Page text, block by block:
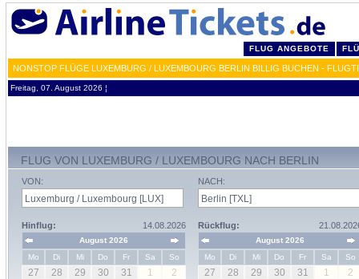
FLUG ANGEBOTE
NONSTOP FLÜGE LUXEMBURG / LUXEMBOURG BERLIN BILLIG BUCHEN -
Freitag, 07. August 2026 ¦
FLUG VON LUXEMBURG / LUXEMBOURG NACH BERLIN
VON:
Hinflug: 14.08.2026
August 2026
Mo
Di Mi Do Fr Sa So
27 28 29 30 31 1
2
NACH:
Rückflug:
August 2026
Mo
Di Mi Do Fr Sa So
27 28 29 30 31 1
2